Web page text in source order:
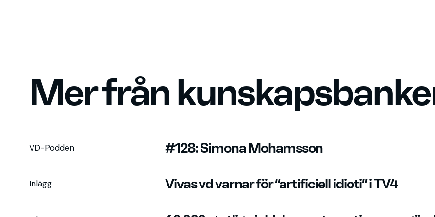
Mer från
VD-Podden #128: Simona Mohamsson
Inlägg Vivas vd varnar för “artificiell idioti” i TV4